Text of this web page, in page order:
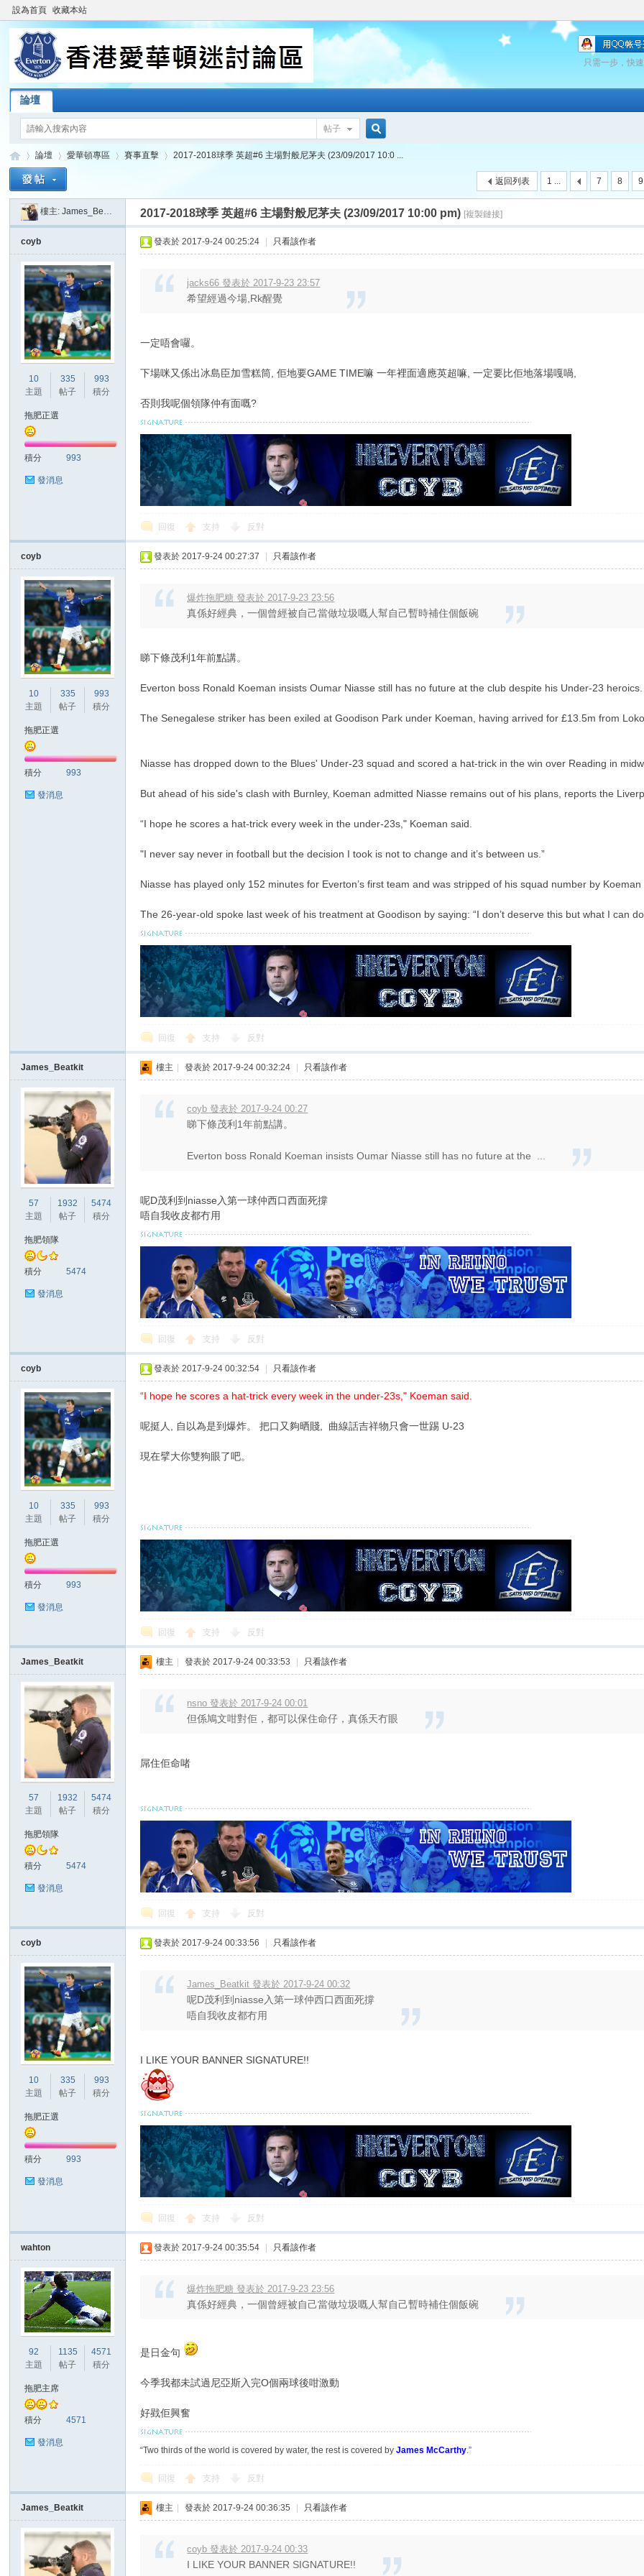
設為首頁 收藏本站
只需一步，快
論壇
帖子
搜
索
討
»
論壇
›
愛華頓專區
›
賽事直擊
›
2017-2018球季 英超#6 主場對般尼茅夫 (23/09/2017 10:0 ...
1 ... 7 8 9
返回列表
樓主:James_Beatkit 2017-2018球季 英超#6 主場對般尼茅夫 (23/09/2017 10:00 pm) [複製鏈接]
coyb
10
主題
335
帖子
993
積分
拖肥正選
積分 993
發消息
發表於 2017-9-24 00:25:24 只看該作者
jacks66 發表於 2017-9-23 23:57
希望經過今場,Rk醒覺
一定唔會囉。
下場咪又係出冰島臣加雪糕筒, 佢地要GAME TIME嘛 一年裡面適應英超嘛, 一定要比佢地落場嘎喎,
否則我呢個領隊仲有面嘅?
回復 支持 反對
coyb
10
主題
335
帖子
993
積分
拖肥正選
積分 993
發消息
發表於 2017-9-24 00:27:37 只看該作者
爆炸拖肥糖 發表於 2017-9-23 23:56
真係好經典，一個曾經被自己當做垃圾嘅人幫自己暫時補住個飯碗
睇下條茂利1年前點講。
Everton boss Ronald Koeman insists Oumar Niasse still has no future at the club despite his Under-23 heroics.
The Senegalese striker has been exiled at Goodison Park under Koeman, having arrived for £13.5m from
Niasse has dropped down to the Blues' Under-23 squad and scored a hat-trick in the win over Reading in
But ahead of his side's clash with Burnley, Koeman admitted Niasse remains out of his plans, reports the
“I hope he scores a hat-trick every week in the under-23s," Koeman said.
"I never say never in football but the decision I took is not to change and it’s between us.”
Niasse has played only 152 minutes for Everton’s first team and was stripped of his squad number by
The 26-year-old spoke last week of his treatment at Goodison by saying: “I don’t deserve this but what I can
回復 支持 反對
James_Beatkit
57
主題
1932
帖子
5474
積分
拖肥領隊
積分 5474
發消息
樓主 發表於 2017-9-24 00:32:24 只看該作者
coyb 發表於 2017-9-24 00:27
睇下條茂利1年前點講。
Everton boss Ronald Koeman insists Oumar Niasse still has no future at the ...
呢D茂利到niasse入第一球仲西口西面死撐
唔自我收皮都冇用
回復 支持 反對
coyb
10
主題
335
帖子
993
積分
拖肥正選
積分 993
發消息
發表於 2017-9-24 00:32:54 只看該作者
“I hope he scores a hat-trick every week in the under-23s," Koeman said.
呢挺人, 自以為是到爆炸。 把口又夠晒賤, 曲線話吉祥物只會一世踢 U-23
現在擘大你雙狗眼了吧。
回復 支持 反對
James_Beatkit
57
主題
1932
帖子
5474
積分
拖肥領隊
積分 5474
發消息
樓主 發表於 2017-9-24 00:33:53 只看該作者
nsno 發表於 2017-9-24 00:01
但係鳩文咁對佢，都可以保住命仔，真係天冇眼
屌住佢命啫
回復 支持 反對
coyb
10
主題
335
帖子
993
積分
拖肥正選
積分 993
發消息
發表於 2017-9-24 00:33:56 只看該作者
James_Beatkit 發表於 2017-9-24 00:32
呢D茂利到niasse入第一球仲西口西面死撐
唔自我收皮都冇用
I LIKE YOUR BANNER SIGNATURE!!
回復 支持 反對
wahton
92
主題
1135
帖子
4571
積分
拖肥主席
積分 4571
發消息
發表於 2017-9-24 00:35:54 只看該作者
爆炸拖肥糖 發表於 2017-9-23 23:56
真係好經典，一個曾經被自己當做垃圾嘅人幫自己暫時補住個飯碗
是日金句
今季我都未試過尼亞斯入完O個兩球後咁激動
好戥佢興奮
“Two thirds of the world is covered by water, the rest is covered byJames McCarthy.”
回復 支持 反對
James_Beatkit 樓主 發表於 2017-9-24 00:36:35 只看該作者
coyb 發表於 2017-9-24 00:33
I LIKE YOUR BANNER SIGNATURE!!